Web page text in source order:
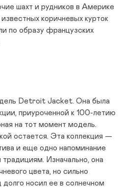
шахт и рудников в Америке
коричневых курток
по образу французских
Detroit Jacket. Она была
приуроченной к 100-летию
на тот момент модель.
остается. Эта коллекция —
и еще одно напоминание
Изначально, она
цвета, но сильно
долго носил ее в солнечном